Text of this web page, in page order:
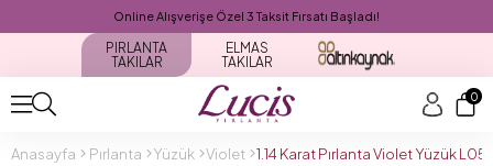
Online Alışverişe Özel 3 Taksit Fırsatı Başladı!
PIRLANTA
TAKILAR
ELMAS
TAKILAR
0
Anasayfa Pırlanta Yüzük Violet 1.14 Karat Pırlanta Violet Yüzük